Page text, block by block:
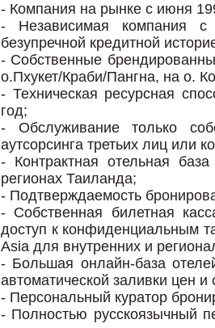
- Компания на рынке с июня
- Независимая компания
безупречной кредитной
- Собственные
о.Пхукет/Краби/Пангна, на о.
- Техническая ресурсная
год;
- Обслуживание только
аутсорсинга третьих лиц или
- Контрактная отельная
регионах Таиланда;
- Подтверждаемость
- Собственная билетная
доступ к конфиденциальным
Asia для внутренних и
- Большая онлайн-база
автоматической заливки цен
- Персональный куратор
- Полностью русскоязычный